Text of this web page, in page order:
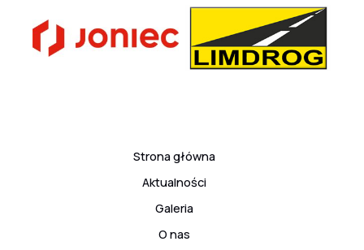
Strona główna
Aktualności
Galeria
O nas